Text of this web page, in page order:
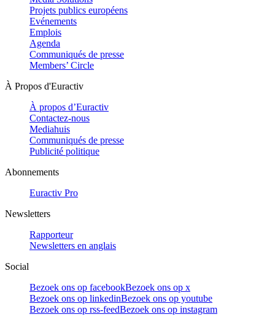
Projets publics européens
Evénements
Emplois
Agenda
Communiqués de presse
Members’ Circle
À Propos d'Euractiv
À propos d’Euractiv
Contactez-nous
Mediahuis
Communiqués de presse
Publicité politique
Abonnements
Euractiv Pro
Newsletters
Rapporteur
Newsletters en anglais
Social
Bezoek ons op facebookBezoek ons op x
Bezoek ons op linkedinBezoek ons op youtube
Bezoek ons op rss-feedBezoek ons op instagram